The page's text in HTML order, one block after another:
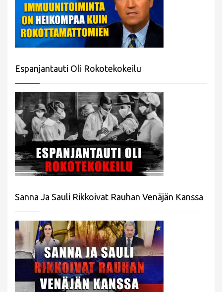
Espanjantauti Oli Rokotekokeilu
Sanna Ja Sauli Rikkoivat Rauhan Venäjän Kanssa